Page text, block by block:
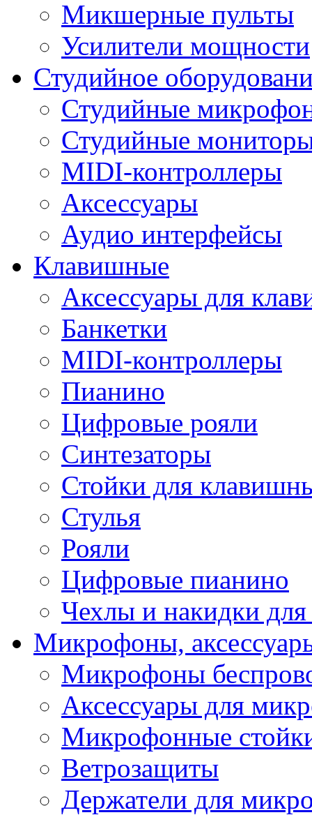
Микшерные пульты
Усилители мощности
Студийное
Студийные
Студийные
MIDI-контроллеры
Аксессуары
Аудио интерфейсы
Клавишные
Аксессуары для
Банкетки
MIDI-контроллеры
Пианино
Цифровые рояли
Синтезаторы
Стойки для
Стулья
Рояли
Цифровые пианино
Чехлы и накидки
Микрофоны,
Микрофоны
Аксессуары для
Микрофонные
Ветрозащиты
Держатели для